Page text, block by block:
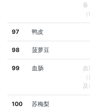
97 鸭皮
98 菠萝豆
99 血肠
及
100 苏梅梨